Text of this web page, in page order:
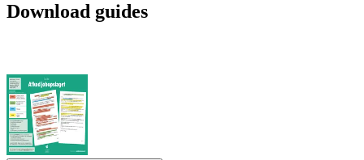
Download guides